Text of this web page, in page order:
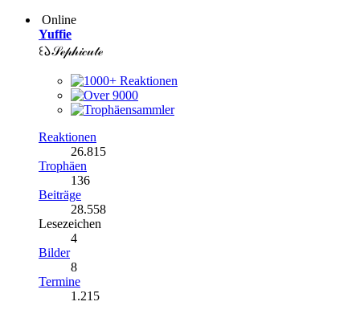
Online
Yuffie
꒰𑁬𝒮ℯ𝓅𝒽𝒾𝒸𝓊𝓉ℯ
Reaktionen
26.815
Trophäen
136
Beiträge
28.558
Lesezeichen
4
Bilder
8
Termine
1.215